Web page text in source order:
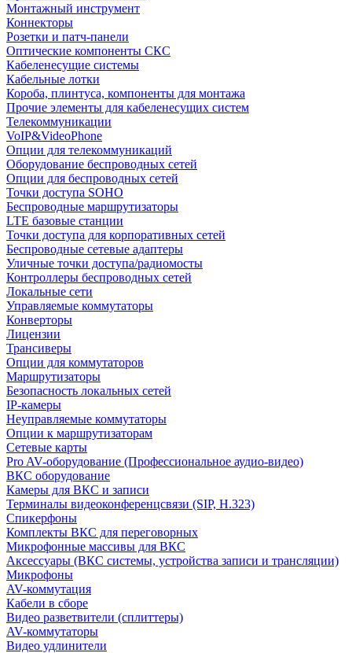
Монтажный инструмент
Коннекторы
Розетки и патч-панели
Оптические компоненты СКС
Кабеленесущие системы
Кабельные лотки
Короба, плинтуса, компоненты для монтажа
Прочие элементы для кабеленесущих систем
Телекоммуникации
VoIP&VideoPhone
Опции для телекоммуникаций
Оборудование беспроводных сетей
Опции для беспроводных сетей
Точки доступа SOHO
Беспроводные маршрутизаторы
LTE базовые станции
Точки доступа для корпоративных сетей
Беспроводные сетевые адаптеры
Уличные точки доступа/радиомосты
Контроллеры беспроводных сетей
Локальные сети
Управляемые коммутаторы
Конверторы
Лицензии
Трансиверы
Опции для коммутаторов
Маршрутизаторы
Безопасность локальных сетей
IP-камеры
Неуправляемые коммутаторы
Опции к маршрутизаторам
Сетевые карты
Pro AV-оборудование (Профессиональное аудио-видео)
ВКС оборудование
Камеры для ВКС и записи
Терминалы видеоконференцсвязи (SIP, H.323)
Спикерфоны
Комплекты ВКС для переговорных
Микрофонные массивы для ВКС
Аксессуары (ВКС системы, устройства записи и трансляции)
Микрофоны
AV-коммутация
Кабели в сборе
Видео разветвители (сплиттеры)
AV-коммутаторы
Видео удлинители